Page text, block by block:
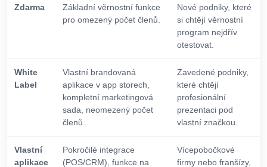
Zdarma
Základní věrnostní funkce
pro omezený počet členů.
Nové podniky, které
si chtějí věrnostní
program nejdřív
otestovat.
White
Label
Vlastní brandovaná
aplikace v app storech,
kompletní marketingová
sada, neomezený počet
členů.
Zavedené podniky,
které chtějí
profesionální
prezentaci pod
vlastní značkou.
Vlastní
aplikace
Pokročilé integrace
(POS/CRM), funkce na
Vícepobočkové
firmy nebo franšízy,